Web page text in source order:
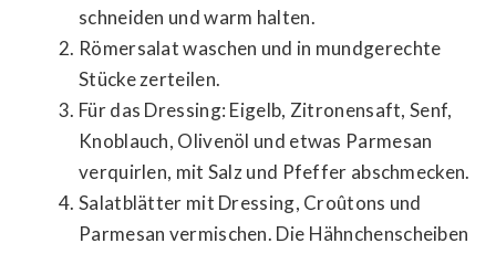
schneiden und warm halten.
Römersalat waschen und in mundgerechte
Stücke zerteilen.
Für das Dressing: Eigelb, Zitronensaft, Senf,
Knoblauch, Olivenöl und etwas Parmesan
verquirlen, mit Salz und Pfeffer abschmecken.
Salatblätter mit Dressing, Croûtons und
Parmesan vermischen. Die Hähnchenscheiben